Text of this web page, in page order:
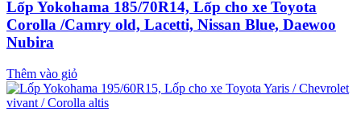
Lốp Yokohama 185/70R14, Lốp cho xe Toyota
Corolla /Camry old, Lacetti, Nissan Blue, Daewoo
Nubira
Thêm vào giỏ